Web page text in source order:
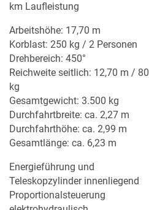
km Laufleistung
Arbeitshöhe: 17,70 m
Korblast: 250 kg / 2 Personen
Drehbereich: 450°
Reichweite seitlich: 12,70 m / 80
kg
Gesamtgewicht: 3.500 kg
Durchfahrtbreite: ca. 2,27 m
Durchfahrthöhe: ca. 2,99 m
Gesamtlänge: ca. 6,23 m
Energieführung und
Teleskopzylinder innenliegend
Proportionalsteuerung